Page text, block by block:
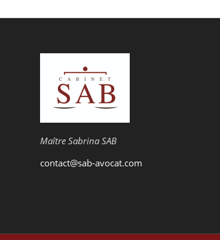
Maître Sabrina SAB
contact@sab-avocat.com